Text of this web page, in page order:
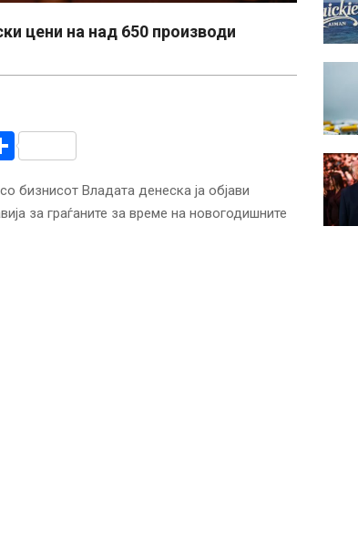
на над 650 производи
Share
бизнисот Владата денеска ја објави
за граѓаните за време на новогодишните